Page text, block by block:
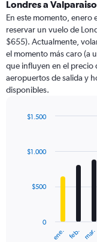
Londres a
En este momento, enero
reservar un vuelo de
$655). Actualmente,
el momento más caro (a
que influyen en el precio
aeropuertos de salida y
disponibles.
with
12
The
ene. feb. mar.
0
$500
$1.000
$1.500